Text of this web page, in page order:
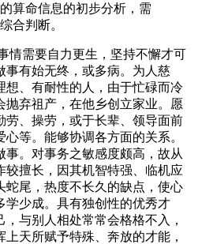
算命信息的初步分析，需
合判断。
情需要自力更生，坚持不懈才可
事有始无终，或多病。为人慈
想、有耐性的人，由于忙碌而冷
抛弃祖产，在他乡创立家业。愿
劳、操劳，或于长辈、领导面前
等。能够协调各方面的关系。
。对事务之敏感度颇高，故从
较擅长，因其机智特强、临机应
蛇尾，热度不长久的缺点，使心
学少成。具有独创性的优秀才
与别人相处常常会格格不入，
天所赋予特殊、奔放的才能，